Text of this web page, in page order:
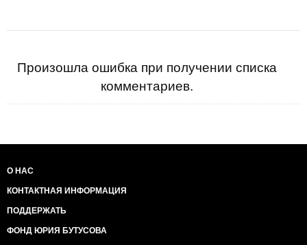
Произошла ошибка при получении списка
комментариев.
О НАС
КОНТАКТНАЯ ИНФОРМАЦИЯ
ПОДДЕРЖАТЬ
ФОНД ЮРИЯ БУТУСОВА